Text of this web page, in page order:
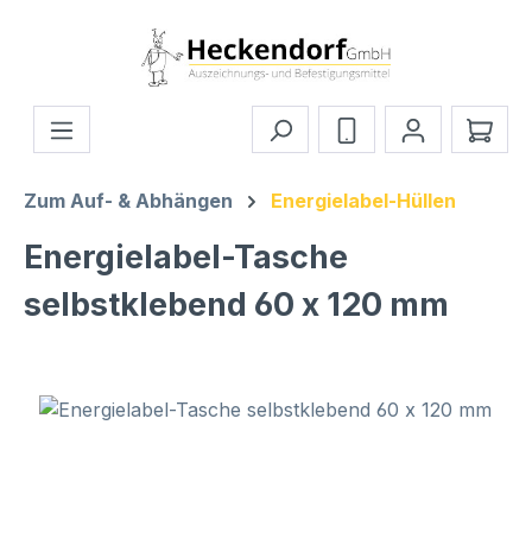
Zum Hauptinhalt springen
Zum Auf- & Abhängen Energielabel-Hüllen
Energielabel-Tasche
selbstklebend 60 x 120 mm
Bildergalerie überspringen